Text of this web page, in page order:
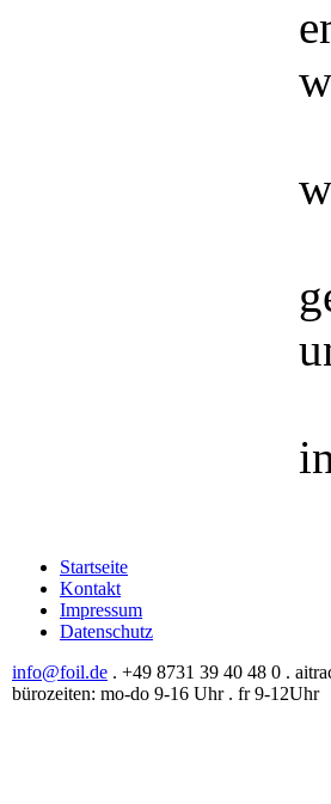
Startseite
Kontakt
Impressum
Datenschutz
info@foil.de . +49 8731 39 40 48 0 .
bürozeiten: mo-do 9-16 Uhr . fr 9-12Uhr